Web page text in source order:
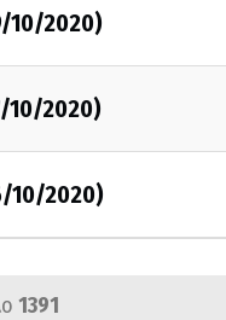
10/2020)
10/2020)
10/2020)
1391